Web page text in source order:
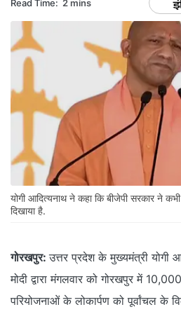
Read Time: 2 mins
योगी आदित्यनाथ ने कहा कि बीजेपी सरकार ने
दिखाया है.
गोरखपुर: उत्तर प्रदेश के मुख्यमंत्री योगी
मोदी द्वारा मंगलवार को गोरखपुर में
परियोजनाओं के लोकार्पण को पूर्वांचल के